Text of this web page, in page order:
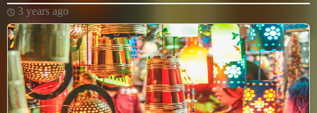
3 years ago